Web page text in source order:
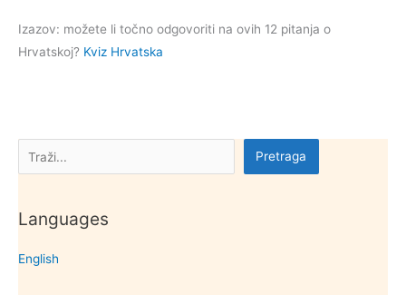
Pretraga Pretraga
Languages
English
Izazov: možete li točno odgovoriti na ovih 12 pitanja o
Hrvatskoj? Kviz Hrvatska